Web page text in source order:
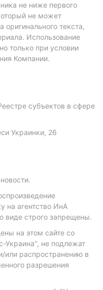
не ниже первого
не может
текста,
Использование
только при условии
Компании.
субъектов в сфере
Украинки, 26
на агентство ИнА
виде строго запрещены.
на этом сайте со
Украина", не подлежат
или распространению в
разрешения